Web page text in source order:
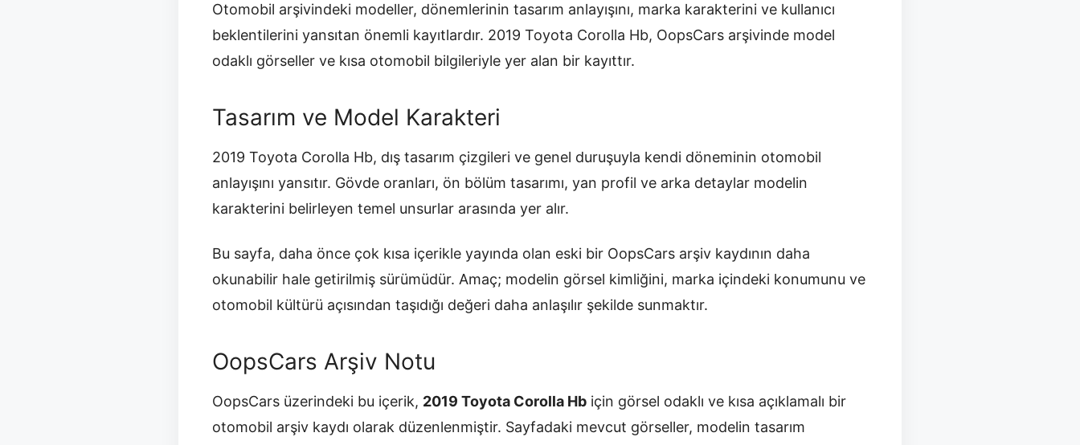
Otomobil arşivindeki modeller, dönemlerinin tasarım anlayışını, marka karakterini ve kullanıcı
beklentilerini yansıtan önemli kayıtlardır. 2019 Toyota Corolla Hb, OopsCars arşivinde model
odaklı görseller ve kısa otomobil bilgileriyle yer alan bir kayıttır.
Tasarım ve Model Karakteri
2019 Toyota Corolla Hb, dış tasarım çizgileri ve genel duruşuyla kendi döneminin otomobil
anlayışını yansıtır. Gövde oranları, ön bölüm tasarımı, yan profil ve arka detaylar modelin
karakterini belirleyen temel unsurlar arasında yer alır.
Bu sayfa, daha önce çok kısa içerikle yayında olan eski bir OopsCars arşiv kaydının daha
okunabilir hale getirilmiş sürümüdür. Amaç; modelin görsel kimliğini, marka içindeki konumunu ve
otomobil kültürü açısından taşıdığı değeri daha anlaşılır şekilde sunmaktır.
OopsCars Arşiv Notu
OopsCars üzerindeki bu içerik, 2019 Toyota Corolla Hb için görsel odaklı ve kısa açıklamalı bir
otomobil arşiv kaydı olarak düzenlenmiştir. Sayfadaki mevcut görseller, modelin tasarım